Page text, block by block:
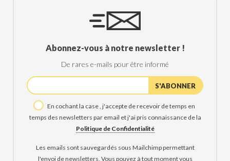
Abonnez-vous à notre newsletter !
De rares e-mails pour être informé
En cochant la case , j'accepte de recevoir de temps en
temps des newsletters par email et j'ai pris connaissance de la
Politique de Confidentialité
Les emails sont sauvegardés sous Mailchimp permettant
l'envoi de newsletters. Vous pouvez à tout moment vous